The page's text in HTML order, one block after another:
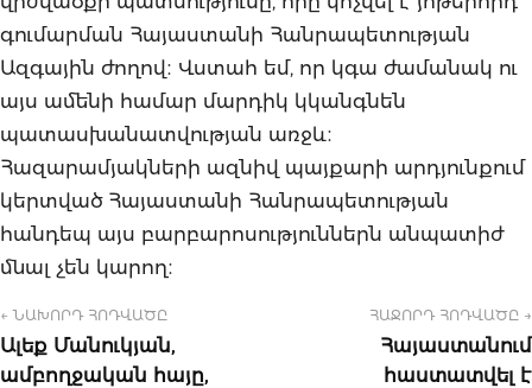
գումարման Հայաստանի Հանրապետության
Ազգային ժողով։ Վստահ եմ, որ կգա ժամանակ ու
այս ամենի համար մարդիկ կկանգնեն
պատասխանատվության առջև։
Հազարամյակների ազնիվ պայքարի արդյունքում
կերտված Հայաստանի Հանրապետության
հանդեպ այս բարբարոսություններն անպատիժ
մնալ չեն կարող։
← ՆԱԽՈՐԴ ՀՈԴՎԱԾԸ
Ալեք Մանուկյան,
ամբողջական հայը,
ՀԱՋՈՐԴ ՀՈԴՎԱԾԸ →
Հայաստանում
հաստատվել է